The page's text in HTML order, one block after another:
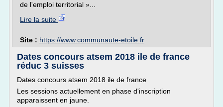
de l'emploi territorial »...
Lire la suite
Site : https://www.communaute-etoile.fr
Dates concours atsem 2018 ile de france
réduc 3 suisses
Dates concours atsem 2018 ile de france
Les sessions actuellement en phase d'inscription
apparaissent en jaune.